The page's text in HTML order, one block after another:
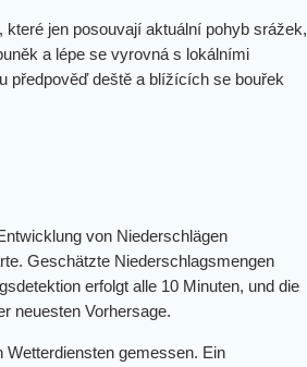
jen posouvají aktuální pohyb srážek,
a lépe se vyrovná s lokálními
předpověď deště a blížících se bouřek
von Niederschlägen
Geschätzte Niederschlagsmengen
erfolgt alle 10 Minuten, und die
neuesten Vorhersage.
Wetterdiensten gemessen. Ein